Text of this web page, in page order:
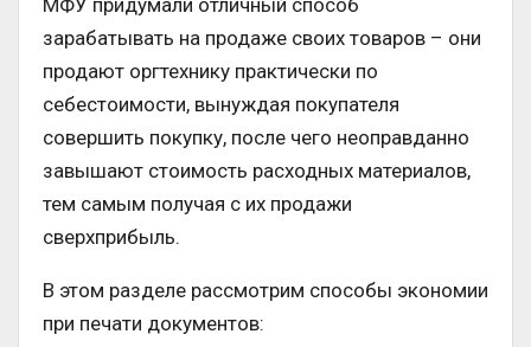
МФУ придумали отличный способ
зарабатывать на продаже своих товаров – они
продают оргтехнику практически по
себестоимости, вынуждая покупателя
совершить покупку, после чего неоправданно
завышают стоимость расходных материалов,
тем самым получая с их продажи
сверхприбыль.
В этом разделе рассмотрим способы экономии
при печати документов: